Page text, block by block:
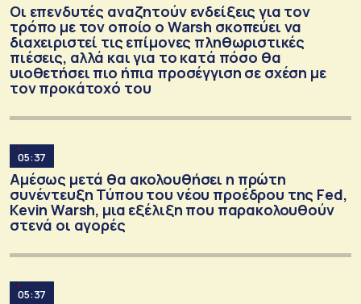
Οι επενδυτές αναζητούν ενδείξεις για τον
τρόπο με τον οποίο ο Warsh σκοπεύει να
διαχειριστεί τις επίμονες πληθωριστικές
πιέσεις, αλλά και για το κατά πόσο θα
υιοθετήσει πιο ήπια προσέγγιση σε σχέση με
τον προκάτοχό του
05:37
Αμέσως μετά θα ακολουθήσει η πρώτη
συνέντευξη Τύπου του νέου προέδρου της Fed,
Kevin Warsh, μια εξέλιξη που παρακολουθούν
στενά οι αγορές
05:37